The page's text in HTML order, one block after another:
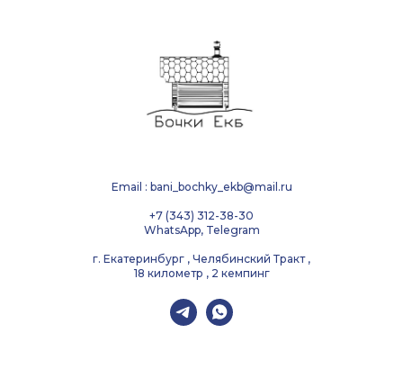
Email : bani_bochky_ekb@mail.ru
+7 (343) 312-38-30
WhatsApp, Telegram
г. Екатеринбург , Челябинский Тракт ,
18 километр , 2 кемпинг